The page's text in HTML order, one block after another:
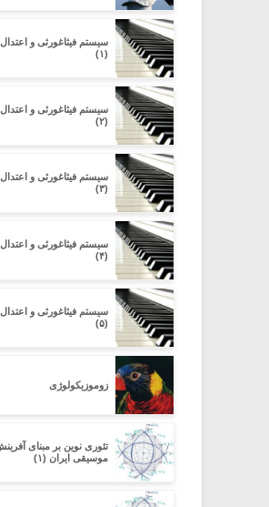
سیستم فیثاغورثی و
(۱)
سیستم فیثاغورثی و
(۲)
سیستم فیثاغورثی و
(۳)
سیستم فیثاغورثی و
(۴)
سیستم فیثاغورثی و
(۵)
زوموزیکولوژی
تئوری نوین بر مبنای
موسیقی ایران (۱)